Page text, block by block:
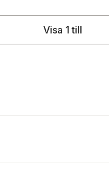
Visa 1 till